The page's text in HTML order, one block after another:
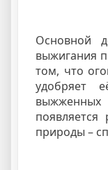
Основной
выжигания
том, что
удобряет
природы –